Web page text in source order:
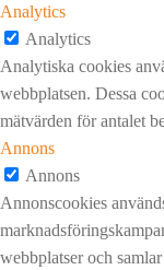
Analytics
Analytics
Analytiska cookies
webbplatsen. Dessa
mätvärden för antalet
Annons
Annons
Annonscookies
webbplatser och